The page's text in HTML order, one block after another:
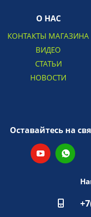
О НАС
КОНТАКТЫ МАГАЗИНА
ВИДЕО
СТАТЬИ
НОВОСТИ
Оставайтесь на